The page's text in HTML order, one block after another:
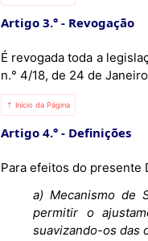
Artigo 3.° Revogação
É revogada toda a
n.° 4/18, de 24 de
⇡ Início da Página
Artigo 4.° Definições
Para efeitos do presente
a) Mecanismo de
permitir o
suavizando-os das